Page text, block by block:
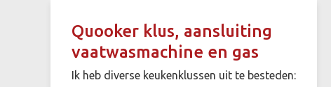
Quooker klus, aansluiting
vaatwasmachine en gas
Ik heb diverse keukenklussen uit te besteden: